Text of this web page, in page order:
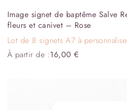
Image signet de baptême Salve
fleurs et canivet – Rose
Lot de 8 signets A7 à
À partir de :16,00€